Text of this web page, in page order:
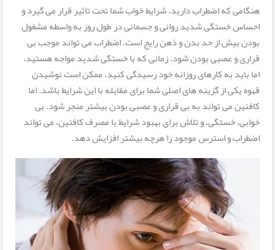
هنگامی که اضطراب دارید، شرایط خواب شما تحت تاثیر قرار می گیرد و
احساس خستگی شدید روانی و جسمانی در طول روز به واسطه مشغول
بودن بیش از حد بدن و ذهن رایج است. اضطراب می تواند موجب بی
قراری و عصبی بودن شود. زمانی که با خستگی شدید مواجه هستید،
اما باید به کارهای روزانه خود رسیدگی کنید، ممکن است نوشیدن
قهوه یکی از گزینه های اصلی شما برای مقابله با این شرایط باشد. اما
کافئین می تواند به بی قراری و عصبی بودن بیشتر منجر شود. بی
خوابی، خستگی، و تلاش برای بهبود شرایط با مصرف کافئین، می تواند
اضطراب و استرس موجود را هرچه بیشتر افزایش دهد.